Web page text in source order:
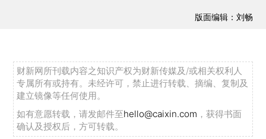
版面编辑：刘畅
财新网所刊载内容之知识产权为财新传媒及/或相关权利人
专属所有或持有。未经许可，禁止进行转载、摘编、复制及
建立镜像等任何使用。
如有意愿转载，请发邮件至hello@caixin.com ，获得书面
确认及授权后，方可转载。